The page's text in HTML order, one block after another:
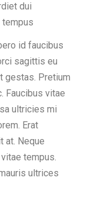
dui
id faucibus
sagittis eu
gestas. Pretium
Faucibus vitae
ultricies mi
Erat
at. Neque
tempus.
ultrices